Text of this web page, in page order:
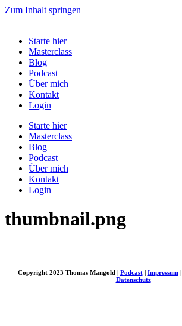
Zum Inhalt springen
Starte hier
Masterclass
Blog
Podcast
Über mich
Kontakt
Login
Starte hier
Masterclass
Blog
Podcast
Über mich
Kontakt
Login
thumbnail.png
Copyright 2023 Thomas Mangold | Podcast| Impressum|
Datenschutz